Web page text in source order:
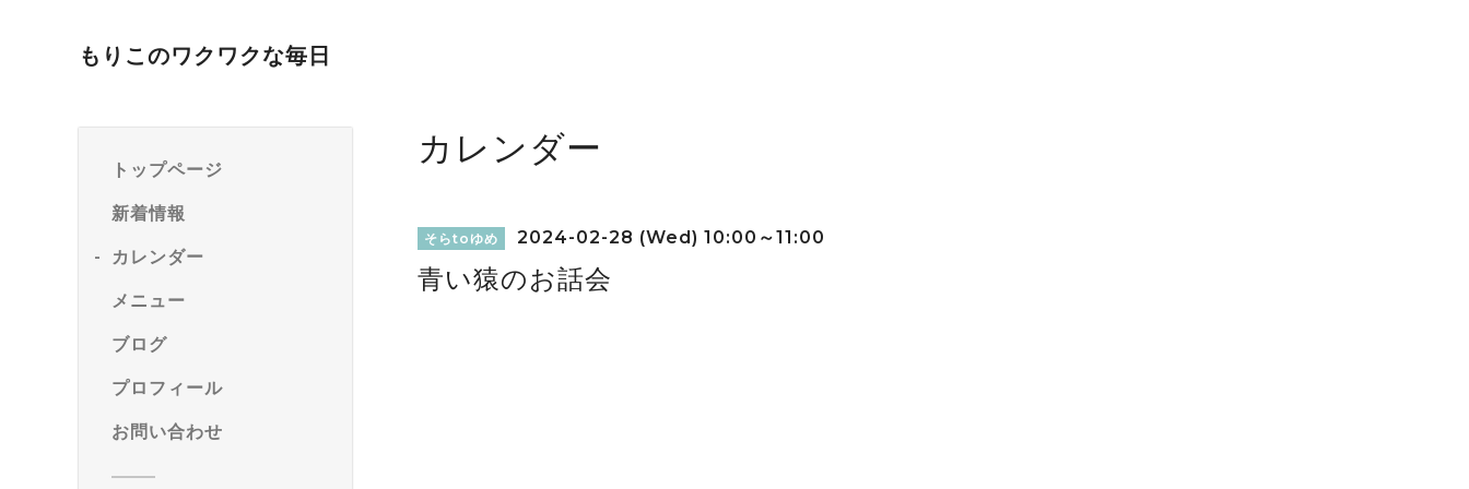
もりこのワクワクな毎日
トップページ
新着情報
カレンダー
メニュー
ブログ
プロフィール
お問い合わせ
カレンダー
そらtoゆめ 2024-02-28 (Wed) 10:00～11:00
青い猿のお話会